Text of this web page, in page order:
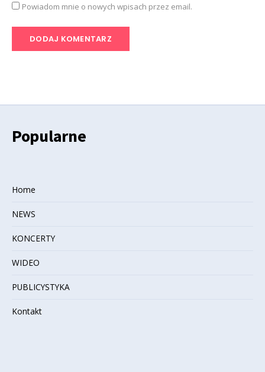
Powiadom mnie o nowych wpisach przez email.
Popularne
Home
NEWS
KONCERTY
WIDEO
PUBLICYSTYKA
Kontakt